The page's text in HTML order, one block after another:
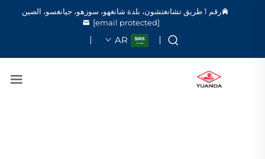
رقم 1 طريق تشانغتشون، بلدة شانغهو، سوزهو، جيانغسو، الصين
[email protected]
AR